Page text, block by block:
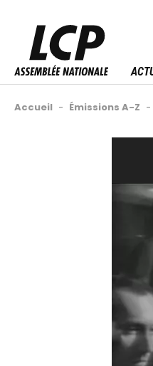
contenu
principal
Fil
Accueil - Émissions A-Z -
Image